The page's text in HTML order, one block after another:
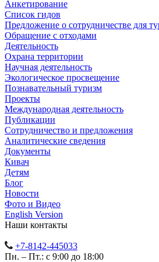
Анкетирование
Список гидов
Предложение о сотрудничестве для
Обращение с отходами
Деятельность
Охрана территории
Научная деятельность
Экологическое просвещение
Познавательный туризм
Проекты
Международная деятельность
Публикации
Сотрудничество и предложения
Аналитические сведения
Документы
Кивач
Детям
Блог
Новости
Фото и Видео
English Version
Наши контакты
+7-8142-445033
Пн. – Пт.: с 9:00 до 18:00